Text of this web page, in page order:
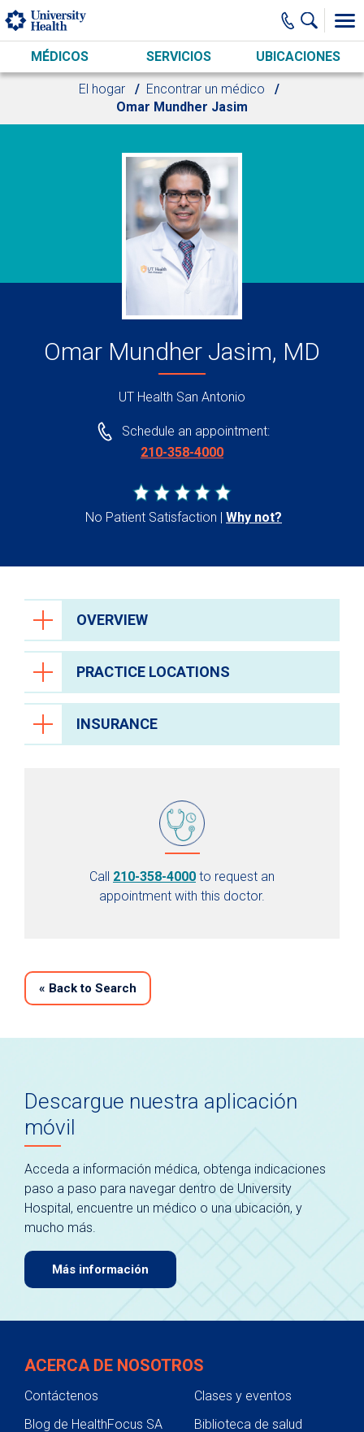
Skip to main content
MÉDICOS SERVICIOS UBICACIONES
El hogar
Encontrar un médico
Omar Mundher Jasim
Omar Mundher Jasim, MD
UT Health San Antonio
Schedule an appointment:
210-358-4000
No Patient Satisfaction Why not?
OVERVIEW
PRACTICE LOCATIONS
INSURANCE
Call 210-358-4000 to request an
appointment with this doctor.
« Back to Search
Descargue nuestra aplicación
móvil
Acceda a información médica, obtenga indicaciones
paso a paso para navegar dentro de University
Hospital, encuentre un médico o una ubicación, y
mucho más.
Más información
ACERCA DE NOSOTROS
Contáctenos
Clases y eventos
Blog de HealthFocus SA
Biblioteca de salud